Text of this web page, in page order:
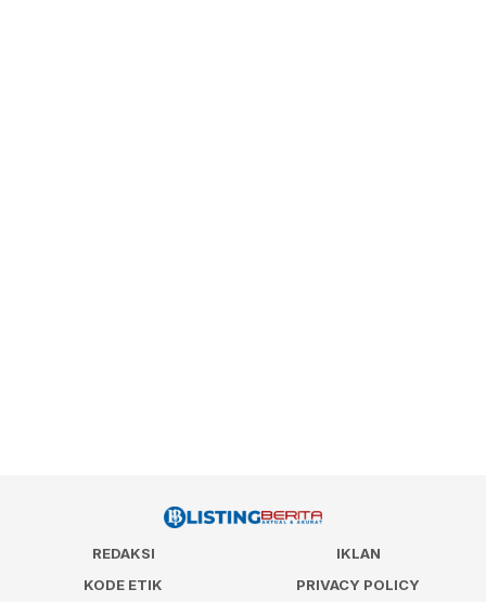
REDAKSI
IKLAN
KODE ETIK
PRIVACY POLICY